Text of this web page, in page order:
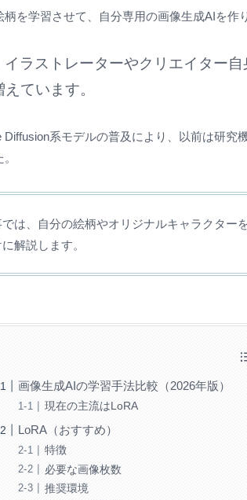
柄を学習させて、自分専用の画像生成AIを作
イラストレーターやクリエイター
ています。
Diffusion系モデルの普及により、以前は研
は、自分の絵柄やオリジナルキャラクター
解説します。
画像生成AIの学習手法比較（2026年版）
現在の主流はLoRA
LoRA（おすすめ）
特徴
必要な画像枚数
推奨環境